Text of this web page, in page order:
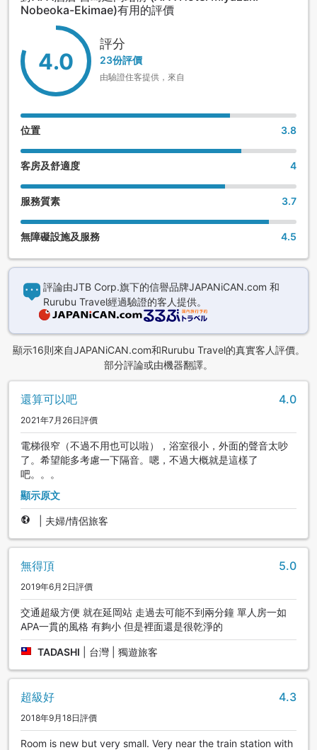
Nobeoka-Ekimae)有用的評價
4.0
評分
23份評價
由驗證住客提供，來自
位置 3.8
客房及舒適度 4
服務質素 3.7
無障礙設施及服務 4.5
評論由JTB Corp.旗下的信譽品牌JAPANiCAN.com 和
Rurubu Travel經過驗證的客人提供。
顯示16則來自JAPANiCAN.com和Rurubu Travel的真實客人評價。
部分評論或由機器翻譯。
還算可以吧 4.0
2021年7月26日評價
電梯很窄（不過不用也可以啦），浴室很小，外面的聲音太吵
了。希望能多考慮一下隔音。嗯，不過大概就是這樣了
吧。。。
顯示原文
夫婦/情侶旅客
無得頂 5.0
2019年6月2日評價
交通超級方便 就在延岡站 走過去可能不到兩分鐘 單人房一如
APA一貫的風格 有夠小 但是裡面還是很乾淨的
TADASHI 台灣 | 獨遊旅客
超級好 4.3
2018年9月18日評價
Room is new but very small. Very near the train station with